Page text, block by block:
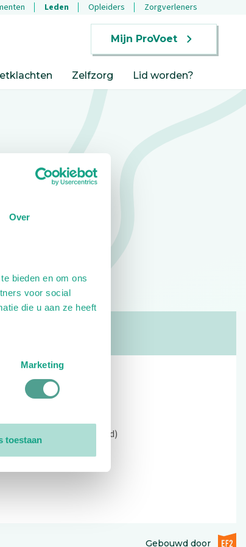
Over
bieden en om ons
voor social
die u aan ze heeft
Marketing
toestaan
Leden Opleiders Zorgverleners
Mijn ProVoet
Zelfzorg Lid worden?
- 12:30 (alleen ochtend)
Gebouwd doorEF2